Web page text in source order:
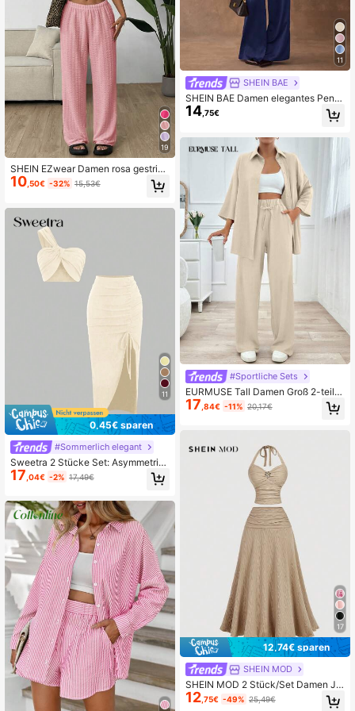
19
SHEIN EZwear Damen rosa gestrick
ter, eng anliegender Freizeitanzug
10 ,50€ -32% 15,53€
11
0,45€ sparen
#Sommerlich elegant
Sweetra 2 Stücke Set: Asymmetrisc
hes Kragenband Crop Top und plissi
erter Schlitzrock
17 ,04€ -2% 17,49€
11
SHEIN BAE
SHEIN BAE Damen elegantes Pendl
er-Set aus einfarbigem plissiertem
asymmetrischem Trägertop und wei
14 ,75€
#Sportliche Sets
EURMUSE Tall Damen Groß 2-teilig
es Set aus Langarm-Oberteil mit Kn
opfleiste und Lange Hose mit Vorde
17 ,84€ -11% 20,17€
17
12,74€ sparen
SHEIN MOD
SHEIN MOD 2 Stück/Set Damen Ja
cquard Trägertop und Rock
12 ,75€ -49% 25,49€